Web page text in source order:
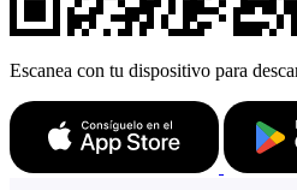
Escanea con tu dispositivo para